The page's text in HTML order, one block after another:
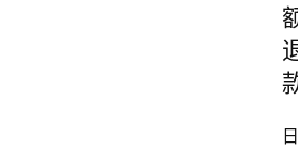
日